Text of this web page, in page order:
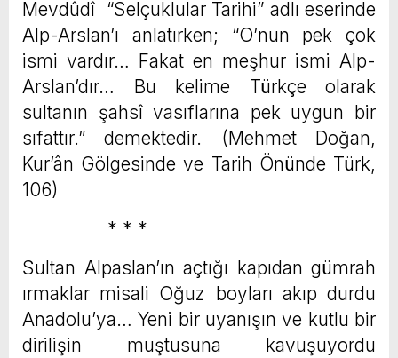
Mevdûdî “Selçuklular Tarihi” adlı eserinde
Alp-Arslan’ı anlatırken; “O’nun pek çok
ismi vardır… Fakat en meşhur ismi Alp-
Arslan’dır… Bu kelime Türkçe olarak
sultanın şahsî vasıflarına pek uygun bir
sıfattır.” demektedir. (Mehmet Doğan,
Kur’ân Gölgesinde ve Tarih Önünde Türk,
106)
* * *
Sultan Alpaslan’ın açtığı kapıdan gümrah
ırmaklar misali Oğuz boyları akıp durdu
Anadolu’ya… Yeni bir uyanışın ve kutlu bir
dirilişin muştusuna kavuşuyordu